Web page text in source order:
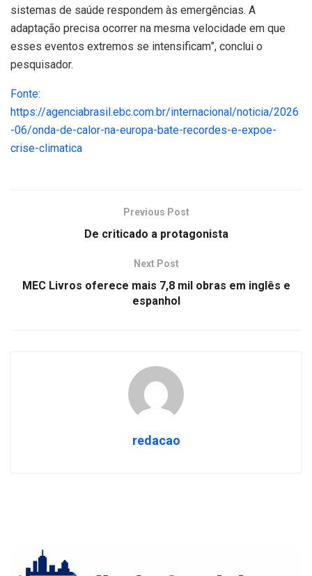
sistemas de saúde respondem às emergências. A
adaptação precisa ocorrer na mesma velocidade em que
esses eventos extremos se intensificam”, conclui o
pesquisador.
Fonte:
https://agenciabrasil.ebc.com.br/internacional/noticia/2026
-06/onda-de-calor-na-europa-bate-recordes-e-expoe-
crise-climatica
Previous Post
De criticado a protagonista
Next Post
MEC Livros oferece mais 7,8 mil obras em inglês e
espanhol
redacao